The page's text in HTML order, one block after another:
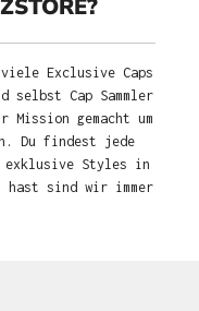
Exclusive Caps
Cap Sammler
Mission gemacht um
Du findest jede
exklusive Styles in
hast sind wir immer